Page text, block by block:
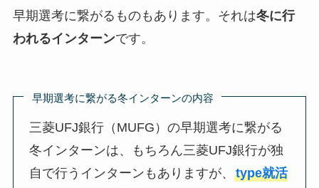
早期選考に繋がるものもあります。それは冬に行
われるインターンです。
早期選考に繋がる冬インターンの内容
三菱UFJ銀行（MUFG）の早期選考に繋がる
冬インターンは、もちろん三菱UFJ銀行が独
自で行うインターンもありますが、type就活